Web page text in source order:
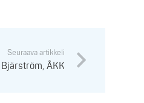
Seuraava artikkeli
ÅKK